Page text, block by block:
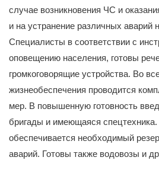
случае возникновения ЧС и
и на устранение различных аварий
Специалисты в соответствии с
оповещению населения, готовы
громкоговорящие устройства. Во
жизнеобеспечения проводится
мер. В повышенную готовность
бригады и имеющаяся
обеспечивается необходимый
аварий. Готовы также водовозы и